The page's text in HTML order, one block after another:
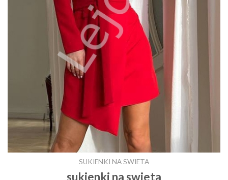
SUKIENKI NA SWIETA
sukienki na swieta